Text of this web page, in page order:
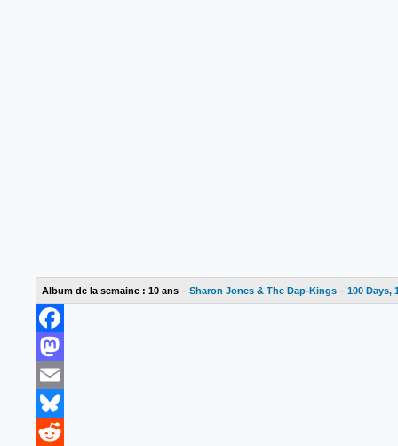
Album de la semaine : 10 ans – Sharon Jones & The Dap-Kings – 100 Days,
F
a
c
e
M
a
s
E
m
B